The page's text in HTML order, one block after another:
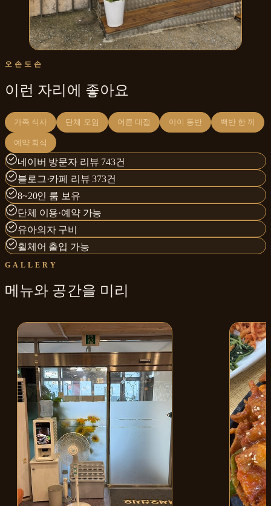
오손도손
이런 자리에 좋아요
가족 식사 단체·모임 어른 대접 아이 동반 백반 한 끼
예약 회식
네이버 방문자 리뷰 743건
블로그·카페 리뷰 373건
8~20인 룸 보유
단체 이용·예약 가능
유아의자 구비
휠체어 출입 가능
GALLERY
메뉴와 공간을 미리